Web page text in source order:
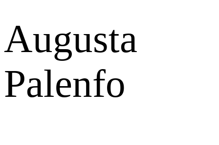
Augusta
Palenfo